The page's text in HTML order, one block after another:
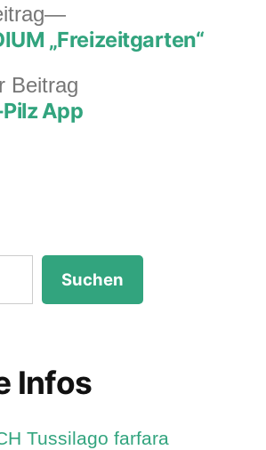
Beitrag
Beitrag:
App
Nächster
Beitrag:
„Freizeitgarten“
Suchen
Infos
Tussilago farfara